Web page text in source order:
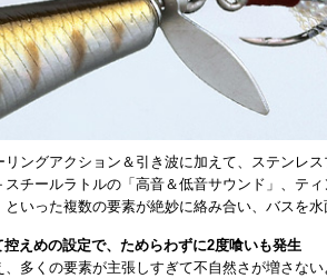
リングアクション＆引き波に加えて、ステンレ
スチールラトルの「高音＆低音サウンド」、テ
といった複数の要素が絶妙に絡み合い、バスを水
えめの設定で、ためらわずに2度喰いも発生
、多くの要素が主張しすぎて不自然さが増さな